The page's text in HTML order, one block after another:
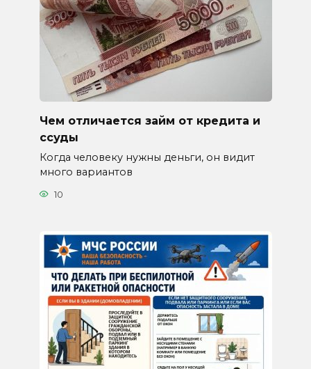
Чем отличается займ от кредита и
ссуды
Когда человеку нужны деньги, он видит
много вариантов
10